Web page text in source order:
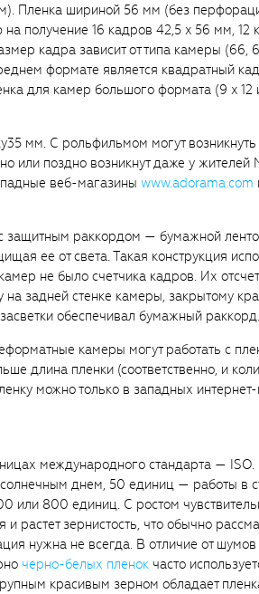
Пленка шириной 56 мм (без
получение 16 кадров 42,5 x 56 мм, 12
кадра зависит от типа камеры (66,
формате является квадратный
для камер большого формата (9 x 12
мм. С рольфильмом могут
или поздно возникнут даже у жителей
веб-магазины www.adorama.com
защитным раккордом — бумажной
ее от света. Такая конструкция
не было счетчика кадров. Их отсчет
задней стенке камеры, закрытому
обеспечивал бумажный раккорд.
камеры могут работать с
длина пленки (соответственно, и
можно только в западных
международного стандарта —
днем, 50 единиц — работы в
или 800 единиц. С ростом
растет зернистость, что обычно
нужна не всегда. В отличие от
черно-белых пленок часто
красивым зерном обладает